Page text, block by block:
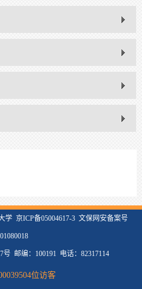
学 京ICP备05004617-3 文保网安备案号
邮编：100191 电话：82317114
位访客